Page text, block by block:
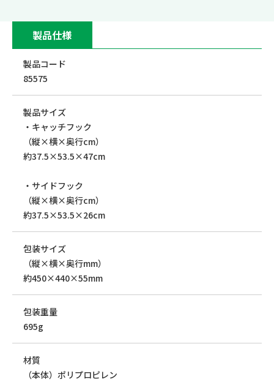
製品仕様
製品コード
85575
製品サイズ
・キャッチフック
（縦×横×奥行cm）
約37.5×53.5×47cm
・サイドフック
（縦×横×奥行cm）
約37.5×53.5×26cm
包装サイズ
（縦×横×奥行mm）
約450×440×55mm
包装重量
695g
材質
（本体）ポリプロピレン